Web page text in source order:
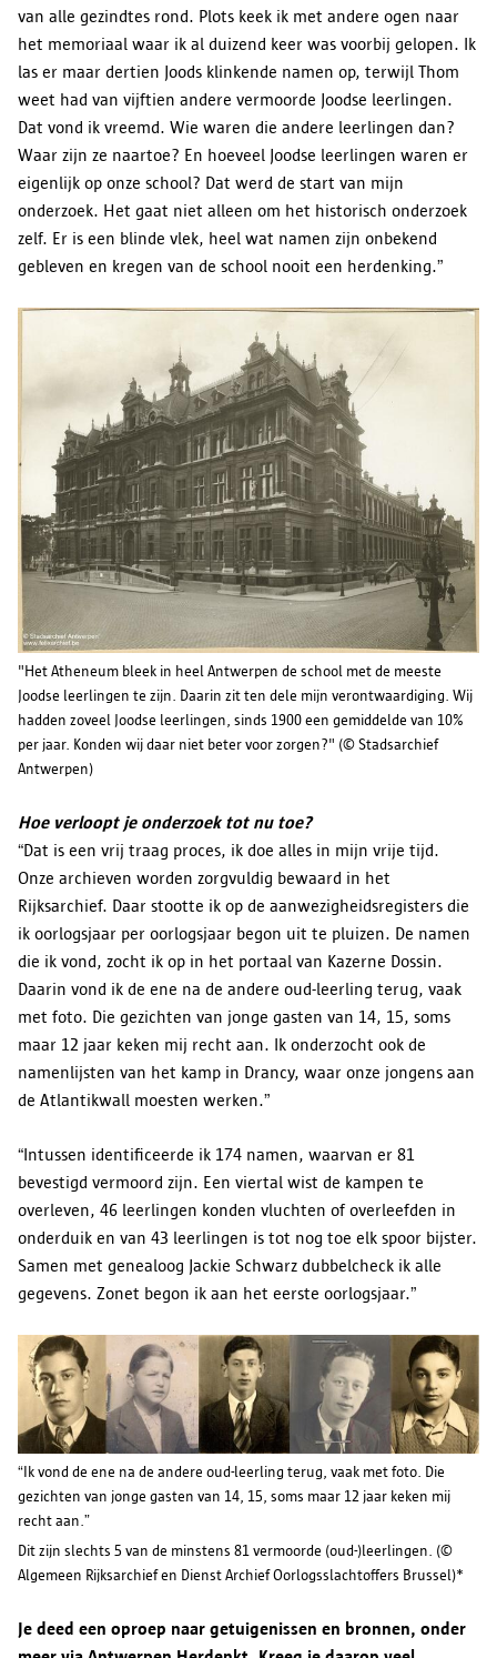
van alle gezindtes rond. Plots keek ik met andere ogen naar
het memoriaal waar ik al duizend keer was voorbij gelopen. Ik
las er maar dertien Joods klinkende namen op, terwijl Thom
weet had van vijftien andere vermoorde Joodse leerlingen.
Dat vond ik vreemd. Wie waren die andere leerlingen dan?
Waar zijn ze naartoe? En hoeveel Joodse leerlingen waren er
eigenlijk op onze school? Dat werd de start van mijn
onderzoek. Het gaat niet alleen om het historisch onderzoek
zelf. Er is een blinde vlek, heel wat namen zijn onbekend
gebleven en kregen van de school nooit een herdenking.”
"Het Atheneum bleek in heel Antwerpen de school met de meeste
Joodse leerlingen te zijn. Daarin zit ten dele mijn verontwaardiging. Wij
hadden zoveel Joodse leerlingen, sinds 1900 een gemiddelde van 10%
per jaar. Konden wij daar niet beter voor zorgen?" (© Stadsarchief
Antwerpen)
Hoe verloopt je onderzoek tot nu toe?
“Dat is een vrij traag proces, ik doe alles in mijn vrije tijd.
Onze archieven worden zorgvuldig bewaard in het
Rijksarchief. Daar stootte ik op de aanwezigheidsregisters die
ik oorlogsjaar per oorlogsjaar begon uit te pluizen. De namen
die ik vond, zocht ik op in het portaal van Kazerne Dossin.
Daarin vond ik de ene na de andere oud-leerling terug, vaak
met foto. Die gezichten van jonge gasten van 14, 15, soms
maar 12 jaar keken mij recht aan. Ik onderzocht ook de
namenlijsten van het kamp in Drancy, waar onze jongens aan
de Atlantikwall moesten werken.”
“Intussen identificeerde ik 174 namen, waarvan er 81
bevestigd vermoord zijn. Een viertal wist de kampen te
overleven, 46 leerlingen konden vluchten of overleefden in
onderduik en van 43 leerlingen is tot nog toe elk spoor bijster.
Samen met genealoog Jackie Schwarz dubbelcheck ik alle
gegevens. Zonet begon ik aan het eerste oorlogsjaar.”
“Ik vond de ene na de andere oud-leerling terug, vaak met foto. Die
gezichten van jonge gasten van 14, 15, soms maar 12 jaar keken mij
recht aan.”
Dit zijn slechts 5 van de minstens 81 vermoorde (oud-)leerlingen. (©
Algemeen Rijksarchief en Dienst Archief Oorlogsslachtoffers Brussel)*
Je deed een oproep naar getuigenissen en bronnen, onder